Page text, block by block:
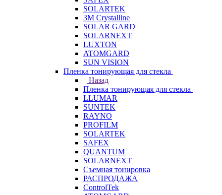
SOLARTEK
3M Crystalline
SOLAR GARD
SOLARNEXT
LUXTON
ATOMGARD
SUN VISION
Пленка тонирующая для стекла
Назад
Пленка тонирующая для стекла
LLUMAR
SUNTEK
RAYNO
PROFILM
SOLARTEK
SAFEX
QUANTUM
SOLARNEXT
Съемная тонировка
РАСПРОДАЖА
ControlTek